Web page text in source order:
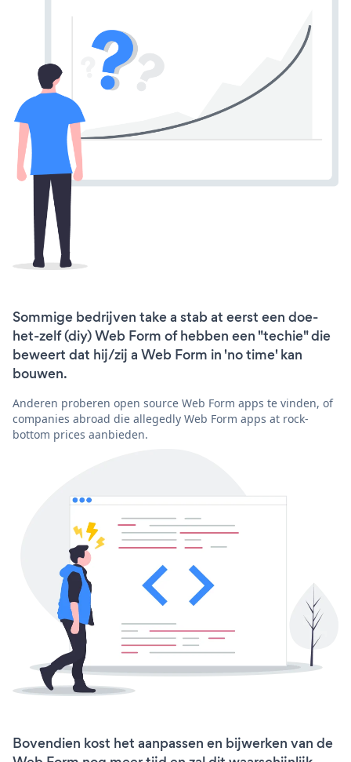
Sommige bedrijven take a stab at eerst een doe-
het-zelf (diy) Web Form of hebben een "techie" die
beweert dat hij/zij a Web Form in 'no time' kan
bouwen.
Anderen proberen open source Web Form apps te vinden, of
companies abroad die allegedly Web Form apps at rock-
bottom prices aanbieden.
Bovendien kost het aanpassen en bijwerken van de